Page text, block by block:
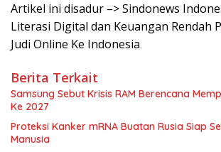
Artikel ini disadur –> Sindonews
Literasi Digital dan Keuangan Rendah
Judi Online Ke Indonesia
Berita Terkait
Samsung Sebut Krisis RAM Berencana
Ke 2027
Proteksi Kanker mRNA Buatan Rusia Siap
Manusia